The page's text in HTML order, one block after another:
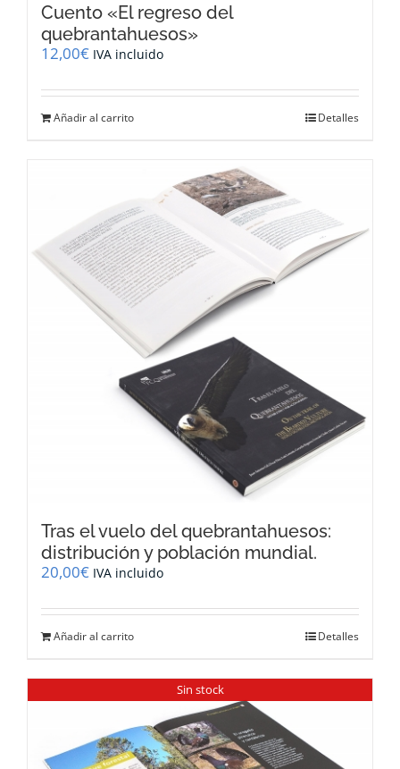
Cuento «El regreso del
quebrantahuesos»
12,00€ IVA incluido
Añadir al carrito Detalles
Tras el vuelo del quebrantahuesos:
distribución y población mundial.
20,00€ IVA incluido
Añadir al carrito Detalles
Sin stock